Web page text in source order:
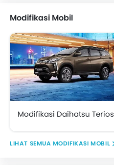
Modifikasi Mobil
Modifikasi Daihatsu Terios
MODIFIKASI MOBIL